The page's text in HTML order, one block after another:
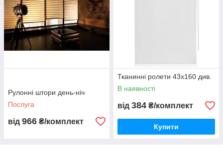
За рулонними шторами дуже легко
доглядати
5
Не вигорають під впливом прямих
сонячних променів
6
Можна комбінувати з різними шторами і
«СВІТ ВІКОН» – 15 років на ринку
Рулонні штори день-ніч
Послуга
від 966 ₴/комплект
Тканинні ролети 43х160 див.
В наявності
від 384 ₴/комплект
Купити